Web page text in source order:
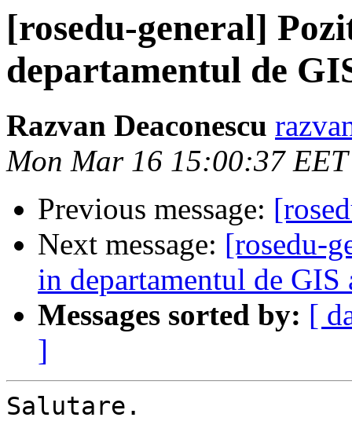
[rosedu-general]
departamentul de
Razvan Deaconescu
Mon Mar 16 15:00:37
Previous message:
Next message: [rosedu-
in departamentul de
Messages sorted by: [
]
Salutare.